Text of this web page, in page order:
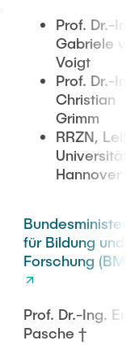
Prof. Dr.-Ing.
Gabriele
Voigt
Prof. Dr.-Ing.
Christian
Grimm
RRZN,
Universität
Hannover
für Bildung und
Forschung
Prof. Dr.-Ing. Erik
Pasche †